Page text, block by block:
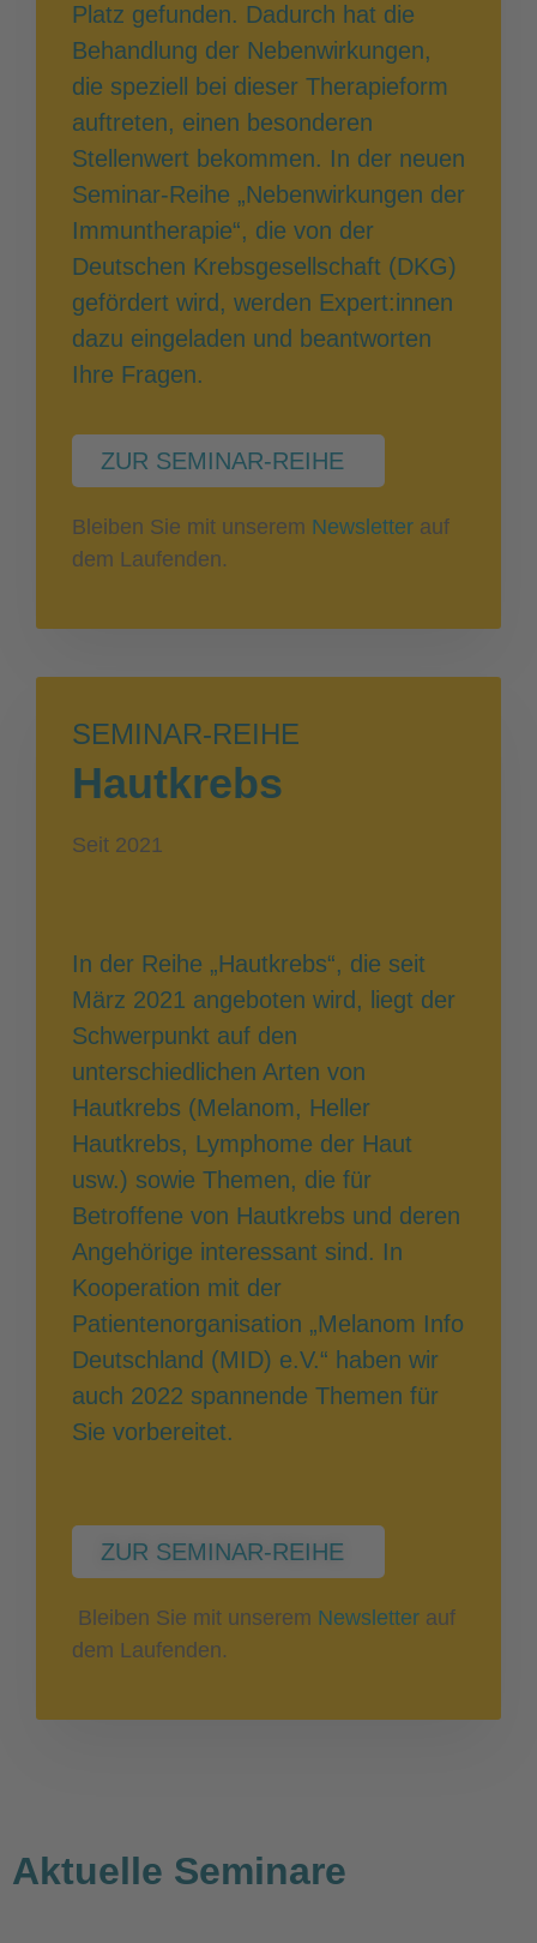
Platz gefunden. Dadurch hat die
Behandlung der Nebenwirkungen,
die speziell bei dieser Therapieform
auftreten, einen besonderen
Stellenwert bekommen. In der neuen
Seminar-Reihe „Nebenwirkungen der
Immuntherapie“, die von der
Deutschen Krebsgesellschaft (DKG)
gefördert wird, werden Expert:innen
dazu eingeladen und beantworten
Ihre Fragen.
ZUR SEMINAR-REIHE
Bleiben Sie mit unserem Newsletter auf
dem Laufenden.
SEMINAR-REIHE
Hautkrebs
Seit 2021
In der Reihe „Hautkrebs“, die seit
März 2021 angeboten wird, liegt der
Schwerpunkt auf den
unterschiedlichen Arten von
Hautkrebs (Melanom, Heller
Hautkrebs, Lymphome der Haut
usw.) sowie Themen, die für
Betroffene von Hautkrebs und deren
Angehörige interessant sind. In
Kooperation mit der
Patientenorganisation „Melanom Info
Deutschland (MID) e.V.“ haben wir
auch 2022 spannende Themen für
Sie vorbereitet.
ZUR SEMINAR-REIHE
Bleiben Sie mit unserem Newsletter auf
dem Laufenden.
Aktuelle Seminare